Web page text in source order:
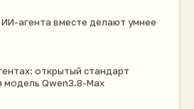
агента вместе делают умнее
открытый стандарт
модель Qwen3.8-Max